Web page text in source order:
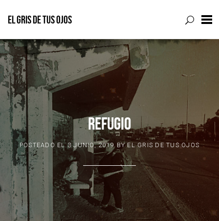
Skip
to
content
EL GRIS DE TUS OJOS
REFUGIO
POSTEADO EL3 JUNIO, 2019BYEL GRIS DE TUS OJOS